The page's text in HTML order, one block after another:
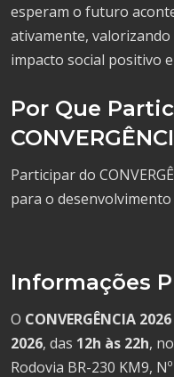
esperam o futuro
ativamente, valorizando
impacto social positivo
Por Que
Participar do
para o
Informações
O CONVERGÊNCIA 2026
2026, das 12h às 22h,
Rodovia BR-230 KM9,